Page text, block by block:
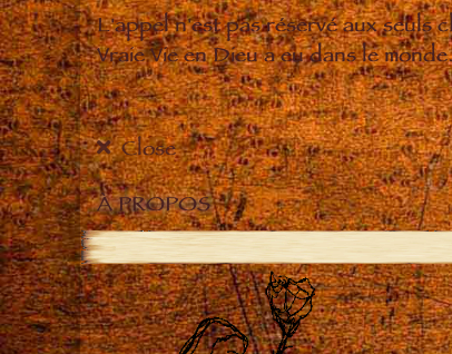
L'appel n'est pas réservé aux seuls
Vraie Vie en Dieu a eu dans le
Close
À PROPOS